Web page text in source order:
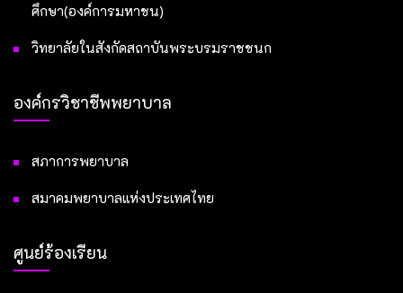
ศึกษา(องค์การมหาชน)
วิทยาลัยในสังกัดสถาบันพระบรมราชชนก
องค์กรวิชาชีพพยาบาล
สภาการพยาบาล
สมาคมพยาบาลแห่งประเทศไทย
ศูนย์ร้องเรียน